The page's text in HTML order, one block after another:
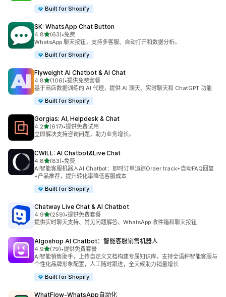
Built for Shopify
SK: WhatsApp Chat Button
4.8星（满分 5 星）
(63)
总共 63 条评论
•免费
WhatsApp 聊天按钮，支持多客服、自动打开和数据分析。
Built for Shopify
Flyweight AI Chatbot & AI Chat
4.8星（满分 5 星）
(106)
总共 106 条评论
•提供免费套餐
基于商店数据训练的 AI 代理，提供 AI 聊天、实时聊天和 ChatGPT 功能
Built for Shopify
Gorgias: AI, Helpdesk & Chat
4.2星（满分 5 星）
(617)
总共 617 条评论
•提供免费试用
立即解决支持咨询问题，助力业务增长。
CWILL: AI Chatbot&Live Chat
4.8星（满分 5 星）
(83)
总共 83 条评论
•免费
AI智能客服机器人AI Chatbot：即时订单追踪Order track+自动FAQ回复
+产品推荐，提升转化率降低客服成本
Built for Shopify
Chatway Live Chat & AI Chatbot
4.9星（满分 5 星）
(259)
总共 259 条评论
•提供免费套餐
提供实时聊天支持、常见问题解答、WhatsApp 收件箱和聊天按钮
Algoshop AI Chatbot：智能客服销售机器人
4.9星（满分 5 星）
(79)
总共 79 条评论
•提供免费套餐
AI智能销售助手，上传自定义文档构建专属知识库，支持全语种智能客服与
个性化品牌形象配置，人工随时跟进，全天候助力销量增长
Built for Shopify
WhatFlow‑WhatsApp自动化